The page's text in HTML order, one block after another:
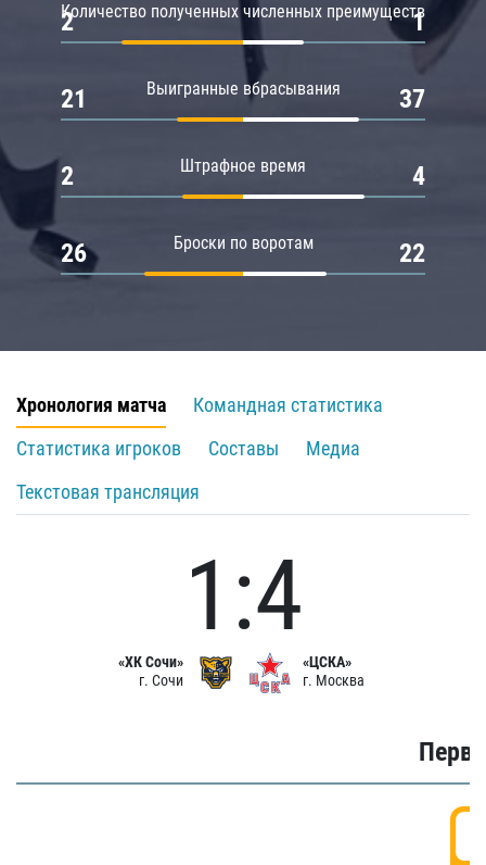
Количество полученных численных преимуществ
2 1
Выигранные вбрасывания
21 37
Штрафное время
2 4
Броски по воротам
26 22
Хронология матча
Командная статистика
Статистика игроков
Составы
Медиа
Текстовая трансляция
«ХК Сочи»
г. Сочи
1:4
«ЦСКА»
г. Москва